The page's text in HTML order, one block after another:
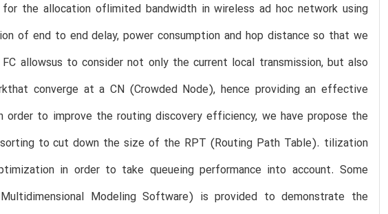
the allocation oflimited bandwidth in wireless ad hoc network using
of end to end delay, power consumption and hop distance so that we
allowsus to consider not only the current local transmission, but also
converge at a CN (Crowded Node), hence providing an effective
to improve the routing discovery efficiency, we have propose the
to cut down the size of the RPT (Routing Path Table). tilization
in order to take queueing performance into account. Some
Modeling Software) is provided to demonstrate the